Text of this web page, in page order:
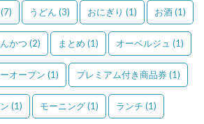
(7) うどん (3) おにぎり (1) お酒(1)
かつ (2) まとめ (1) オーベルジュ (1)
オープン (1) プレミアム付き商品券(1)
(1) モーニング(1) ランチ (1)